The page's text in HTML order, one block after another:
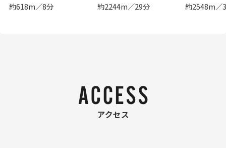
約618m／8分 約2244m／29分 約2548m／
アクセス